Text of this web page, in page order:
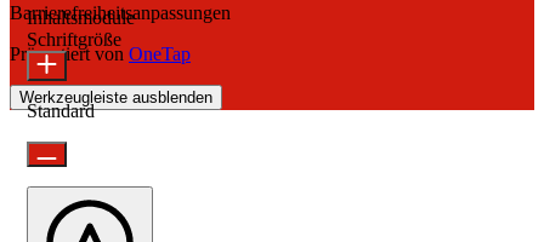
Barrierefreiheitsanpassungen
Präsentiert von OneTap
Werkzeugleiste ausblenden
Inhaltsmodule
Schriftgröße
Standard